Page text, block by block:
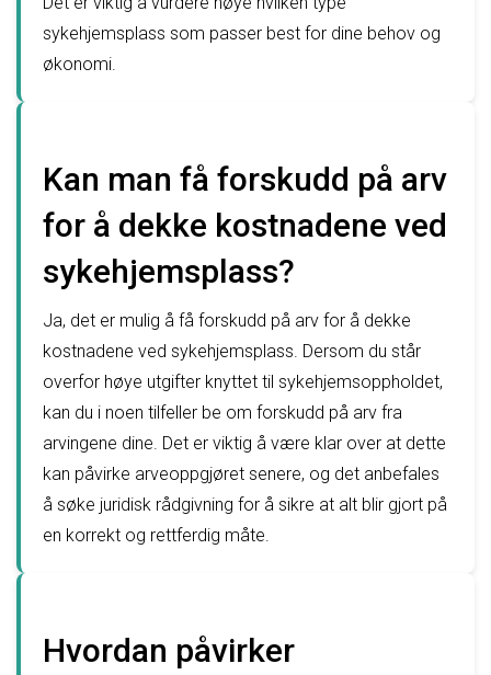
sykehjemsplass som passer best for dine behov og
økonomi.
Kan man få forskudd på arv
for å dekke kostnadene ved
sykehjemsplass?
Ja, det er mulig å få forskudd på arv for å dekke
kostnadene ved sykehjemsplass. Dersom du står
overfor høye utgifter knyttet til sykehjemsoppholdet,
kan du i noen tilfeller be om forskudd på arv fra
arvingene dine. Det er viktig å være klar over at dette
kan påvirke arveoppgjøret senere, og det anbefales
å søke juridisk rådgivning for å sikre at alt blir gjort på
en korrekt og rettferdig måte.
Hvordan påvirker